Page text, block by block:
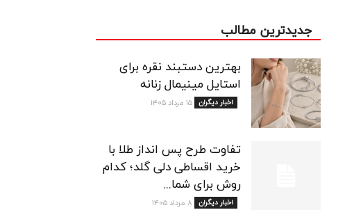
جدیدترین مطالب
بهترین دستبند نقره برای
استایل مینیمال زنانه
اخبار دیگران ۱۵ مرداد ۱۴۰۵
تفاوت طرح پس انداز طلا با
خرید اقساطی دلی گلد؛ کدام
روش برای شما...
اخبار دیگران ۸ مرداد ۱۴۰۵